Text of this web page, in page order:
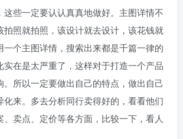
这些一定要认认真真地做好。主图详情不
拍照就拍照，该设计就去设计，该花钱就
一个主图详情，搜索出来都是千篇一律的
实在是太严重了，这样对于打造一个产品
。所以一定要做出自己的特点，做出自己
化来。多去分析同行卖得好的，看看他们
、卖点、定价等各方面，比较一下，看人